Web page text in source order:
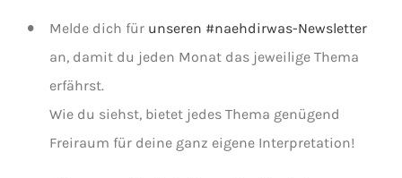
Melde dich für unseren #naehdirwas-Newsletter
an, damit du jeden Monat das jeweilige Thema
erfährst.
Wie du siehst, bietet jedes Thema genügend
Freiraum für deine ganz eigene Interpretation!